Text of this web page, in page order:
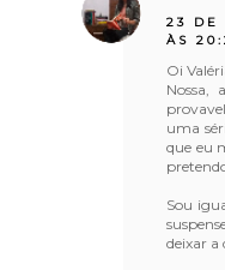
23 DE
ÀS
Oi
Nossa,
uma
que eu
Sou
deixar a